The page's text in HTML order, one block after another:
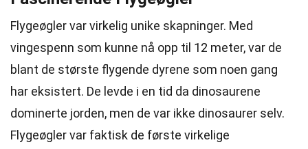
Flygeøgler var virkelig unike skapninger. Med
vingespenn som kunne nå opp til 12 meter, var de
blant de største flygende dyrene som noen gang
har eksistert. De levde i en tid da dinosaurene
dominerte jorden, men de var ikke dinosaurer selv.
Flygeøgler var faktisk de første virkelige